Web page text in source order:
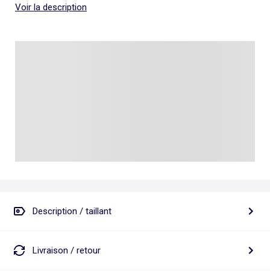
Voir la description
Description / taillant
Livraison / retour